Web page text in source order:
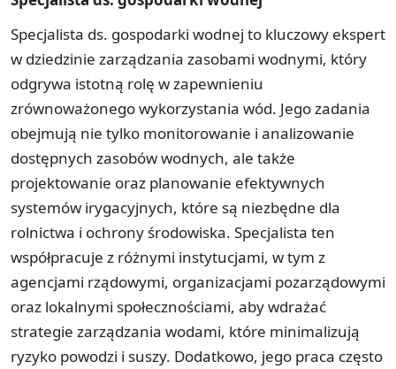
Specjalista ds. gospodarki wodnej to kluczowy ekspert
w dziedzinie zarządzania zasobami wodnymi, który
odgrywa istotną rolę w zapewnieniu
zrównoważonego wykorzystania wód. Jego zadania
obejmują nie tylko monitorowanie i analizowanie
dostępnych zasobów wodnych, ale także
projektowanie oraz planowanie efektywnych
systemów irygacyjnych, które są niezbędne dla
rolnictwa i ochrony środowiska. Specjalista ten
współpracuje z różnymi instytucjami, w tym z
agencjami rządowymi, organizacjami pozarządowymi
oraz lokalnymi społecznościami, aby wdrażać
strategie zarządzania wodami, które minimalizują
ryzyko powodzi i suszy. Dodatkowo, jego praca często